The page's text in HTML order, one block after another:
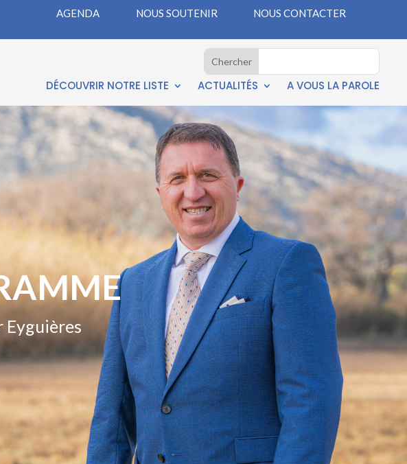
AGENDA NOUS SOUTENIR NOUS CONTACTER
DÉCOUVRIR NOTRE LISTE ACTUALITÉS A VOUS LA PAROLE
Eyguières